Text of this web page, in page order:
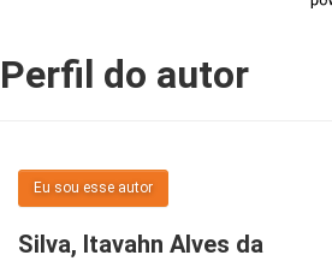
Perfil do autor
Eu sou esse autor
Silva, Itavahn Alves da